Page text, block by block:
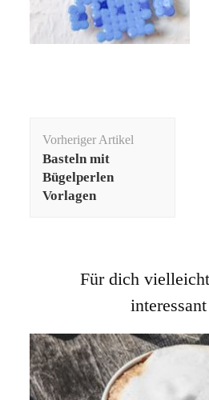
Vorheriger Artikel
Basteln mit
Bügelperlen
Vorlagen
Für dich